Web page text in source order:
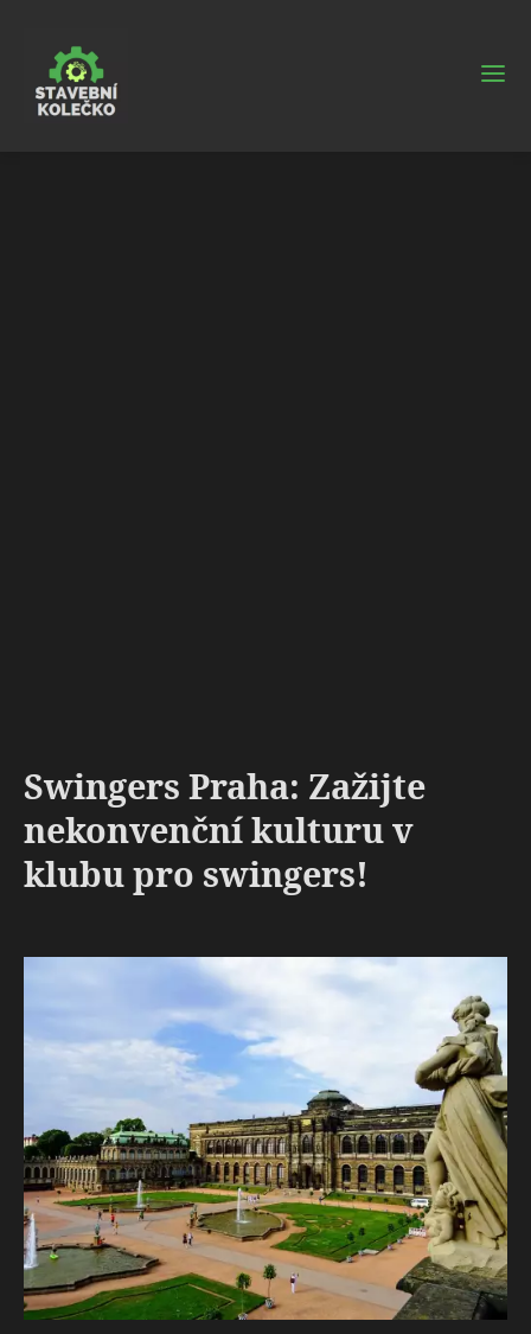
Swingers Praha: Zažijte
nekonvenční kulturu v
klubu pro swingers!